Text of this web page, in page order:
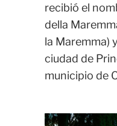
recibió el
della
la Maremma)
ciudad de
municipio de